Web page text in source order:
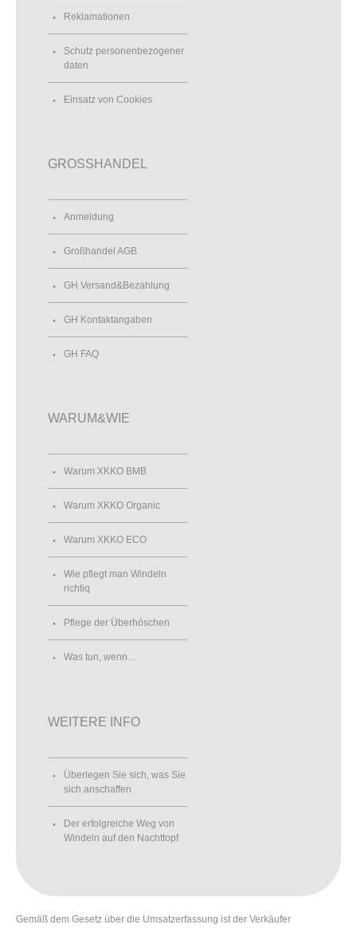
Reklamationen
Schutz personenbezogener
daten
Einsatz von Cookies
GROSSHANDEL
Anmeldung
Großhandel AGB
GH Versand&Bezahlung
GH Kontaktangaben
GH FAQ
WARUM&WIE
Warum XKKO BMB
Warum XKKO Organic
Warum XKKO ECO
Wie pflegt man Windeln
richtiq
Pflege der Überhöschen
Was tun, wenn…
WEITERE INFO
Überlegen Sie sich, was Sie
sich anschaffen
Der erfolgreiche Weg von
Windeln auf den Nachttopf
Gemäß dem Gesetz über die Umsatzerfassung ist der Verkäufer